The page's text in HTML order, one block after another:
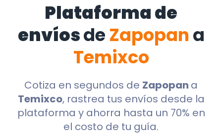
Plataforma de
envíosde Zapopan a
Temixco
Cotiza en segundos de Zapopan a
Temixco, rastrea tus envíos desde la
plataforma y ahorra hasta un 70% en
el costo de tu guía.